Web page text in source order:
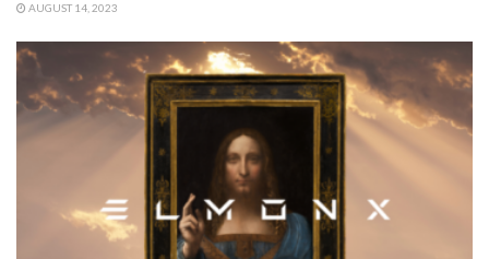
AUGUST 14, 2023